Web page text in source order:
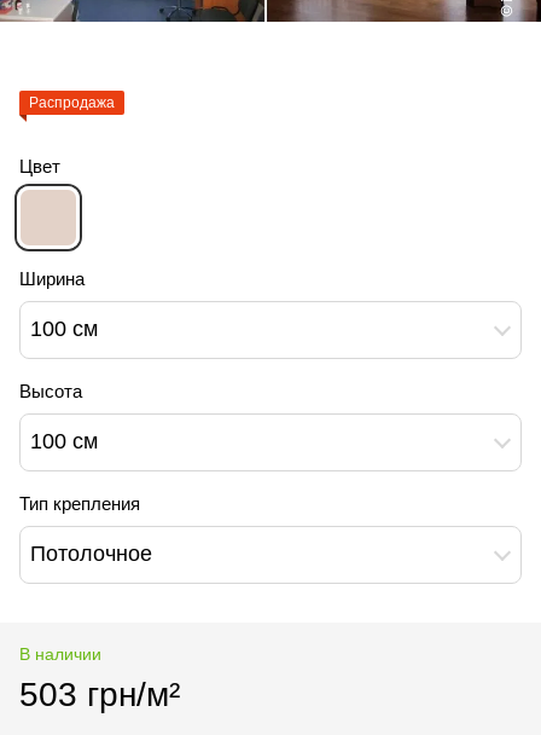
Распродажа
Цвет
Ширина
100 см
Высота
100 см
Тип крепления
Потолочное
В наличии
503 грн/м²